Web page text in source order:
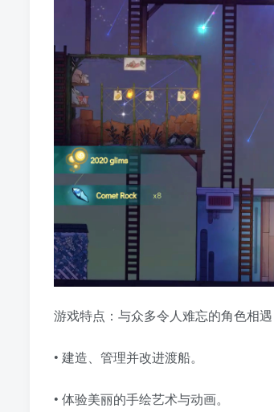
游戏特点：与众多令人难忘的角色相
• 建造、管理并改进渡船。
• 体验美丽的手绘艺术与动画。